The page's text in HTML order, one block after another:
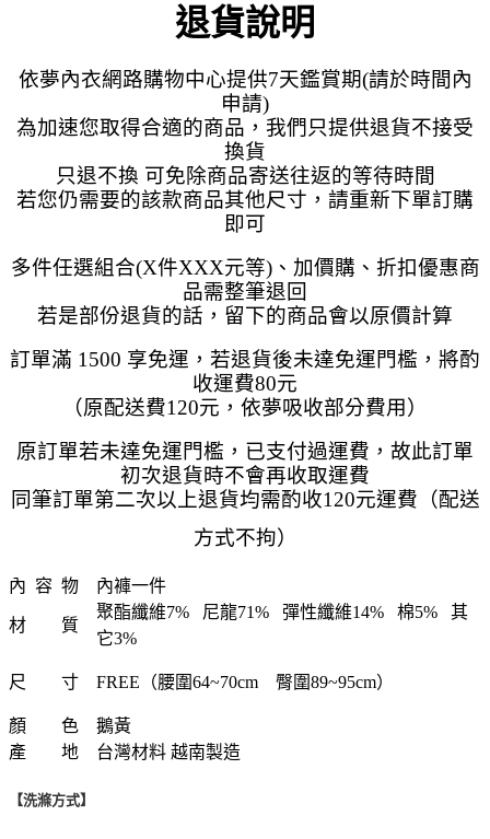
退貨說明
依夢內衣網路購物中心提供7天鑑賞期(請於時間內
申請)
為加速您取得合適的商品，我們只提供退貨不接受
換貨
只退不換 可免除商品寄送往返的等待時間
若您仍需要的該款商品其他尺寸，請重新下單訂購
即可
多件任選組合(X件XXX元等)、加價購、折扣優惠商
品需整筆退回
若是部份退貨的話，留下的商品會以原價計算
訂單滿 1500 享免運，若退貨後未達免運門檻，將酌
收運費80元
（原配送費120元，依夢吸收部分費用）
原訂單若未達免運門檻，已支付過運費，故此訂單
初次退貨時不會再收取運費
同筆訂單第二次以上退貨均需酌收120元運費（配送
方式不拘）
內 容 物 內褲一件
材 質
聚酯纖維7% 尼龍71% 彈性纖維14% 棉5% 其
它3%
尺 寸 FREE（腰圍64~70cm 臀圍89~95cm）
顏 色
鵝黃
產 地
台灣材料 越南製造
【洗滌方式】